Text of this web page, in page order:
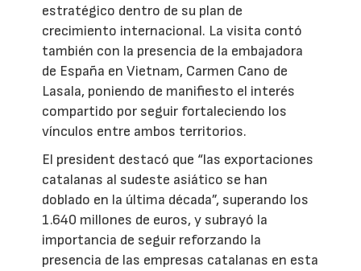
estratégico dentro de su plan de
crecimiento internacional. La visita contó
también con la presencia de la embajadora
de España en Vietnam, Carmen Cano de
Lasala, poniendo de manifiesto el interés
compartido por seguir fortaleciendo los
vínculos entre ambos territorios.
El president destacó que “las exportaciones
catalanas al sudeste asiático se han
doblado en la última década”, superando los
1.640 millones de euros, y subrayó la
importancia de seguir reforzando la
presencia de las empresas catalanas en esta